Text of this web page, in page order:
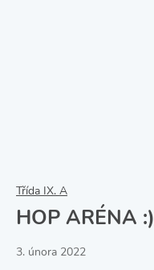
Třída IX. A
HOP ARÉNA :)
3. února 2022